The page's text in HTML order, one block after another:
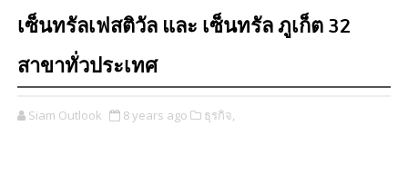
เซ็นทรัลเฟสติวัล และ เซ็นทรัล ภูเก็ต 32
สาขาทั่วประเทศ
Siam Outlook 8 years ago ธุรกิจ,